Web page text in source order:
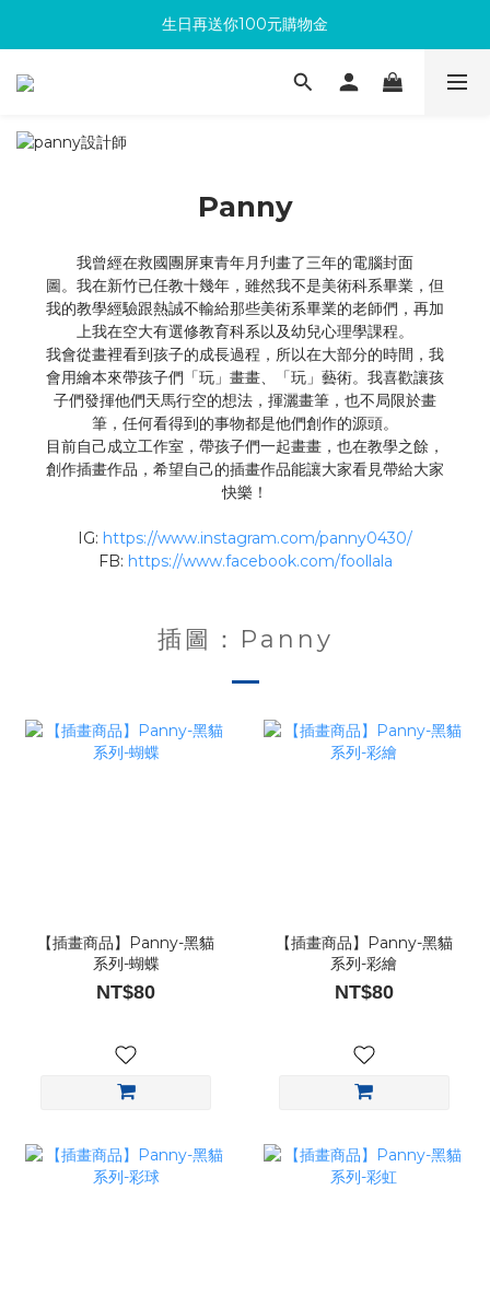
滿300回饋10%購物金
生日再送你100元購物金
Panny
我曾經在救國團屏東青年月刋畫了三年的電腦封面
圖。我在新竹已任教十幾年，雖然我不是美術科系畢業，但
我的教學經驗跟熱誠不輸給那些美術系畢業的老師們，再加
上我在空大有選修教育科系以及幼兒心理學課程。
我會從畫裡看到孩子的成長過程，所以在大部分的時間，我
會用繪本來帶孩子們「玩」畫畫、「玩」藝術。我喜歡讓孩
子們發揮他們天馬行空的想法，揮灑畫筆，也不局限於畫
筆，任何看得到的事物都是他們創作的源頭。
目前自己成立工作室，帶孩子們一起畫畫，也在教學之餘，
創作插畫作品，希望自己的插畫作品能讓大家看見帶給大家
快樂！
IG: https://www.instagram.com/panny0430/
FB: https://www.facebook.com/foollala
插圖：Panny
【插畫商品】Panny-黑貓
系列-蝴蝶
NT$80
【插畫商品】Panny-黑貓
系列-彩繪
NT$80